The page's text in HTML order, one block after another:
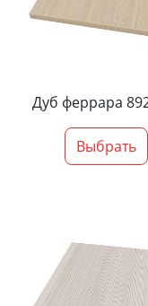
Дуб феррара
Выбрать